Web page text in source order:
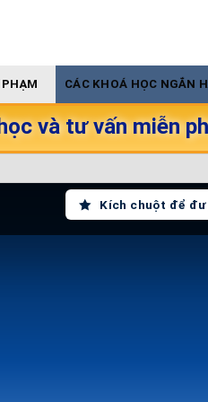
CÁC KHOÁ HỌC NGẮN
và tư vấn miễn
Kích chuột để